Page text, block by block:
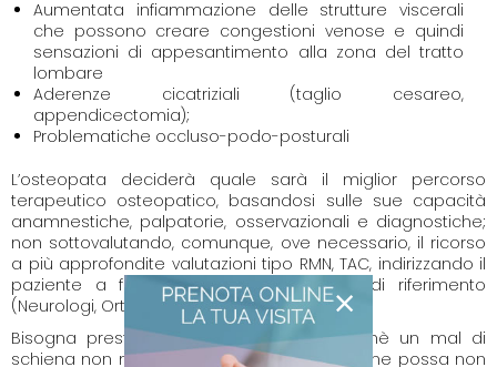
Aumentata infiammazione delle strutture viscerali
che possono creare congestioni venose e quindi
sensazioni di appesantimento alla zona del tratto
lombare
Aderenze cicatriziali (taglio cesareo,
appendicectomia);
Problematiche occluso-podo-posturali
L’osteopata deciderà quale sarà il miglior percorso
terapeutico osteopatico, basandosi sulle sue capacità
anamnestiche, palpatorie, osservazionali e diagnostiche;
non sottovalutando, comunque, ove necessario, il ricorso
a più approfondite valutazioni tipo RMN, TAC, indirizzando il
paziente a figure medico/specialistiche di riferimento
(Neurologi, Ortopedici, Fisiatri, Radiologi etc).
Bisogna prestare attenzione quindi, affinchè un mal di
schiena non nasconda una problematica che possa non
×